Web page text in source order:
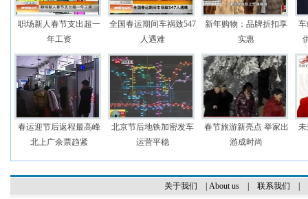
职场新人春节支出超一
年工资
全国春运期间车祸致547
人遇难
新年购物：品牌折扣享
实惠
春运迎节后返程最高峰
北上广余票趋紧
北京节后地铁加密发车
运营平稳
春节旅游新亮点 举家出
游成时尚
关于我们 About us| 联系我们